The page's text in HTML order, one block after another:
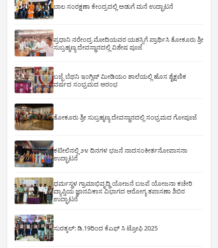
ಬಾಲ ಸಂರಕ್ಷಣಾ ಕೇಂದ್ರದಲ್ಲಿ ಅಡುಗೆ ಮನೆ ಉದ್ಘಾಟನೆ
ಪ್ರಧಾನಿ ನರೇಂದ್ರ ಮೋದಿಯವರ ಯಶಸ್ಸಿಗೆ ಪ್ರಾರ್ಥಿಸಿ ತೋಕೂರು ಶ್ರೀ
ಸುಬ್ರಹ್ಮಣ್ಯ ದೇವಸ್ಥಾನದಲ್ಲಿ ವಿಶೇಷ ಪೂಜೆ
ಬಜ್ಪೆ ಬೆಥನಿ ಇಂಗ್ಲಿಷ್ ಮೀಡಿಯಂ ಶಾಲೆಯಲ್ಲಿ ಹೊಸ ಶೈಕ್ಷಣಿಕ
ವರ್ಷದ ಸಂಭ್ರಮದ ಆರಂಭ
ತೋಕೂರು ಶ್ರೀ ಸುಬ್ರಹ್ಮಣ್ಯ ದೇವಸ್ಥಾನದಲ್ಲಿ ಸಂಭ್ರಮದ ಗೋಪೂಜೆ
ಕಟೀಲಿನಲ್ಲಿ ೨೪ ದಿನಗಳ ಭಜನೆ ನಾದಸಂಕೀರ್ತನೋಪಾಸನಾ
ಉದ್ಘಾಟನೆ
ಧರ್ಮಸ್ಥಳ ಗ್ರಾಮಾಭಿವೃದ್ಧಿ ಯೋಜನೆ ಬಜಪೆ ಯೋಜನಾ ಕಚೇರಿ
ವ್ಯಾಪ್ತಿಯ ಜ್ಞಾನವಿಕಾಸ ವಿಭಾಗದ ಆರೋಗ್ಯ ತಪಾಸಣಾ ಶಿಬಿರ
ಉದ್ಘಾಟನೆ
ಸುರತ್ಕಲ್: ಡಿ‌.19ರಿಂದ ಕೆಎಫ್ ಸಿ ಟ್ರೋಫಿ 2025